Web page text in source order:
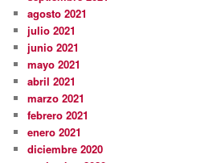
agosto 2021
julio 2021
junio 2021
mayo 2021
abril 2021
marzo 2021
febrero 2021
enero 2021
diciembre 2020